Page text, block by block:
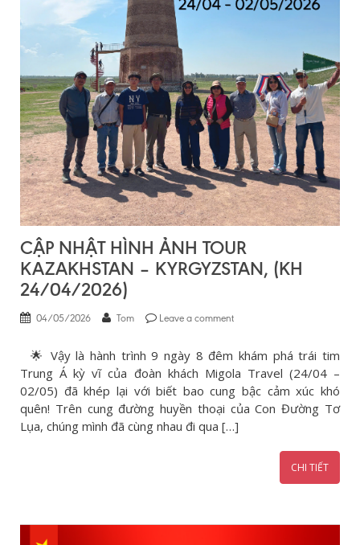
CẬP NHẬT HÌNH ẢNH TOUR
KAZAKHSTAN – KYRGYZSTAN, (KH
24/04/2026)
04/05/2026 Tom Leave a comment
🌟 Vậy là hành trình 9 ngày 8 đêm khám phá trái tim
Trung Á kỳ vĩ của đoàn khách Migola Travel (24/04 –
02/05) đã khép lại với biết bao cung bậc cảm xúc khó
quên! Trên cung đường huyền thoại của Con Đường Tơ
Lụa, chúng mình đã cùng nhau đi qua […]
CHI TIẾT